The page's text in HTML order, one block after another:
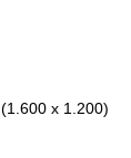
x 1.200)